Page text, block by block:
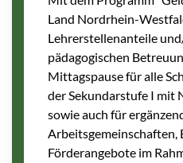
Land Nordrhein-
Lehrerstellenanteile
pädagogischen
Mittagspause für alle
der Sekundarstufe I mit
sowie auch für
Arbeitsgemeinschaften,
Förderangebote im